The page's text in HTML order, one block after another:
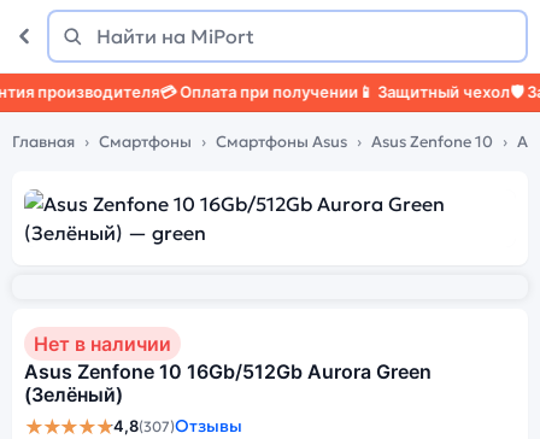
Поиск
Найти
производителя💳 Оплата при получении📱 Защитный чехол🛡️
Главная Смартфоны Смартфоны Asus Asus Zenfone 10
Нет в наличии
Asus Zenfone 10 16Gb/512Gb Aurora Green
(Зелёный)
★★★★★4,8(307)Отзывы